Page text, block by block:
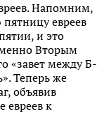
Напомним,
евреев
и это
Вторым
«завет между Б-
Теперь же
объявив
евреев к